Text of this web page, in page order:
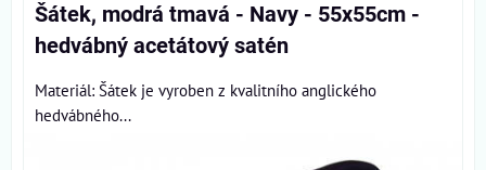
Šátek, modrá tmavá - Navy - 55x55cm -
hedvábný acetátový satén
Materiál: Šátek je vyroben z kvalitního anglického
hedvábného...